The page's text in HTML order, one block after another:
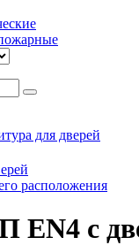
для дверей
расположения
EN4 с